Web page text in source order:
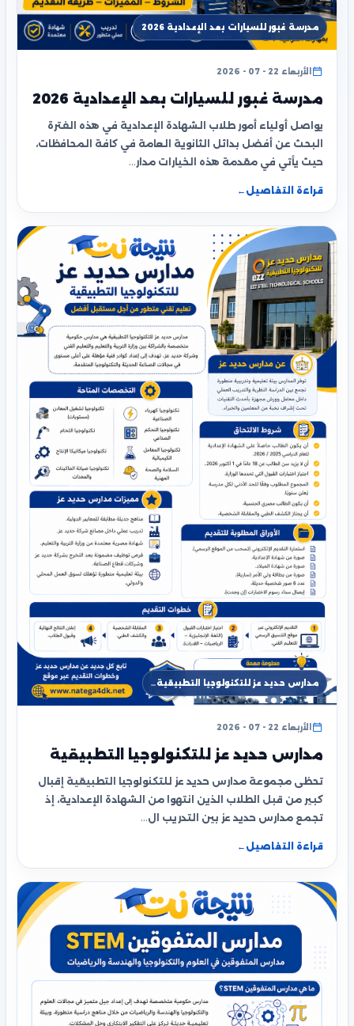
مدرسة غبور للسيارات بعد الإعدادية 2026
الأربعاء 22 - 07 - 2026
مدرسة غبور للسيارات بعد الإعدادية 2026
يواصل أولياء أمور طلاب الشهادة الإعدادية في هذه الفترة
البحث عن أفضل بدائل الثانوية العامة في كافة المحافظات،
حيث يأتي في مقدمة هذه الخيارات مدار…
قراءة التفاصيل ←
مدارس حديد عز للتكنولوجيا التطبيقية…
الأربعاء 22 - 07 - 2026
مدارس حديد عز للتكنولوجيا التطبيقية
تحظى مجموعة مدارس حديد عز للتكنولوجيا التطبيقية إقبال
كبير من قبل الطلاب الذين انتهوا من الشهادة الإعدادية، إذ
تجمع مدارس حديد عز بين التدريب ال…
قراءة التفاصيل ←